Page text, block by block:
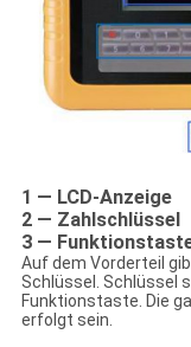
1 — LCD-Anzeige
2 — Zahlschlüssel
3 —
Auf dem Vorderteil
Schlüssel. Schlüssel
Funktionstaste. Die
erfolgt sein.